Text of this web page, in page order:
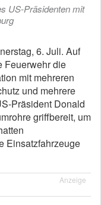
US-Präsidenten mit
6. Juli. Auf
Feuerwehr die
mit mehreren
und mehrere
Präsident Donald
griffbereit, um
Einsatzfahrzeuge
Anzeige